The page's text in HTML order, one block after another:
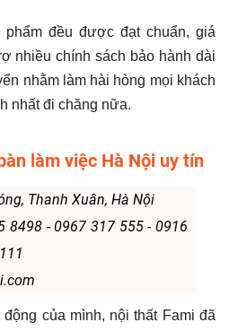
phẩm đều được đạt chuẩn, giá
nhiều chính sách bảo hành dài
nhằm làm hài hòng mọi khách
nhất đi chăng nữa.
làm việc Hà Nội uy tín
Thanh Xuân, Hà Nội
8498 - 0967 317 555 - 0916
của mình, nội thất Fami đã